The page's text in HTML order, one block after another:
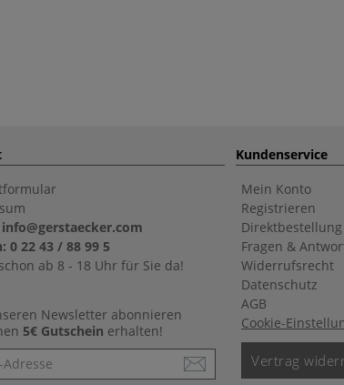
info@gerstaecker.com
0 22 43 / 88 99 5
ab 8 - 18 Uhr für Sie da!
Newsletter abonnieren
5€ Gutschein erhalten!
Kundenservice
Mein Konto
Registrieren
Direktbestellung
Fragen &
Widerrufsrecht
Datenschutz
AGB
Cookie-
Vertrag